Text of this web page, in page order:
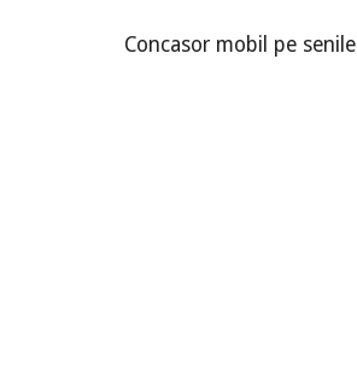
Concasor mobil pe senile